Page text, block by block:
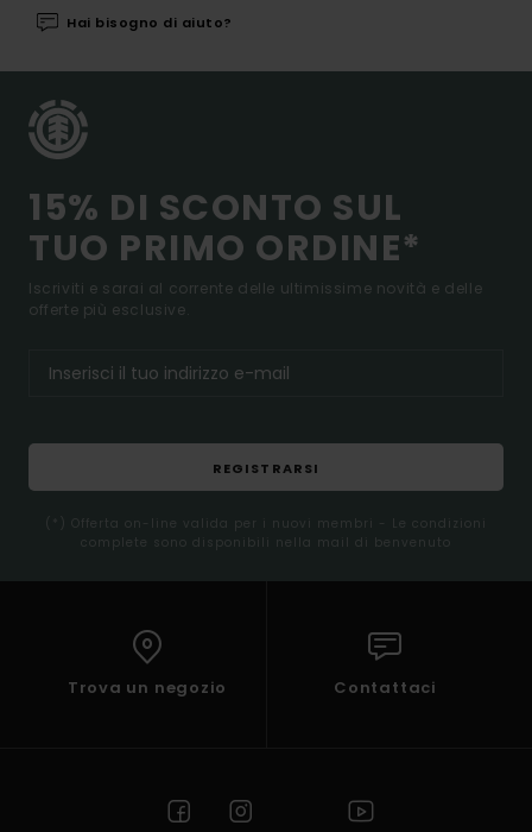
Hai bisogno di aiuto?
15% DI SCONTO SUL
TUO PRIMO ORDINE*
Iscriviti e sarai al corrente delle ultimissime novità e delle
offerte più esclusive.
REGISTRARSI
(*) Offerta on-line valida per i nuovi membri - Le condizioni
complete sono disponibili nella mail di benvenuto
Trova un negozio Contattaci